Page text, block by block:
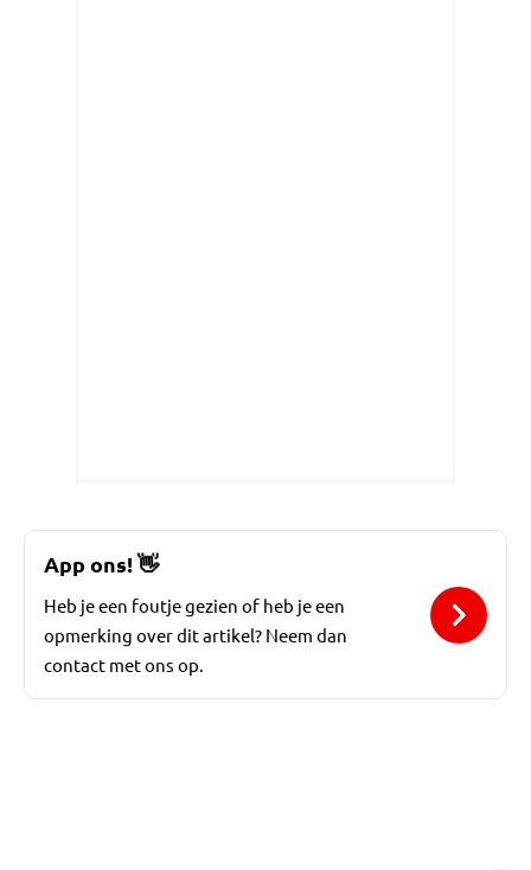
App ons!👋
Heb je een foutje gezien of heb je een
opmerking over dit artikel? Neem dan
contact met ons op.